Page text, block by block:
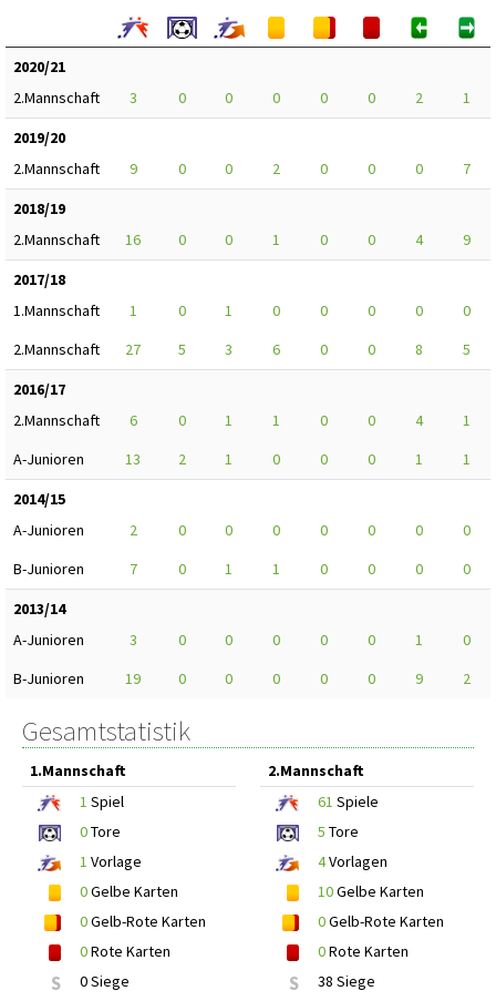
2020/21
2.Mannschaft
3 0 0 0 0 0 2
1
2019/20
2.Mannschaft
9 0 0 2 0 0 0
7
2018/19
2.Mannschaft
16 0 0 1 0 0 4
9
2017/18
1.Mannschaft
1 0 1 0 0 0 0
0
2.Mannschaft
27 5 3 6 0 0 8
5
2016/17
2.Mannschaft
6 0 1 1 0 0 4
1
A-Junioren
13 2 1 0 0 0 1
1
2014/15
A-Junioren
2 0 0 0 0 0 0
0
B-Junioren
7 0 1 1 0 0 0
0
2013/14
A-Junioren
3 0 0 0 0 0 1
0
B-Junioren
19 0 0 0 0 0 9 2
Gesamtstatistik
1.Mannschaft
1 Spiel
0Tore
1 Vorlage
0Gelbe Karten
0Gelb-Rote Karten
0Rote Karten
S 0 Siege
2.Mannschaft
61 Spiele
5 Tore
4Vorlagen
10Gelbe Karten
0Gelb-Rote Karten
0Rote Karten
S 38 Siege